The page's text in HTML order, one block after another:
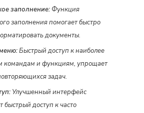
заполнение: Функция
заполнения помогает быстро
документы.
Быстрый доступ к наиболее
командам и функциям, упрощает
задач.
Улучшенный интерфейс
быстрый доступ к часто